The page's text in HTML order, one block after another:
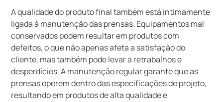
A qualidade do produto final também está intimamente
ligada à manutenção das prensas. Equipamentos mal
conservados podem resultar em produtos com
defeitos, o que não apenas afeta a satisfação do
cliente, mas também pode levar a retrabalhos e
desperdícios. A manutenção regular garante que as
prensas operem dentro das especificações de projeto,
resultando em produtos de alta qualidade e